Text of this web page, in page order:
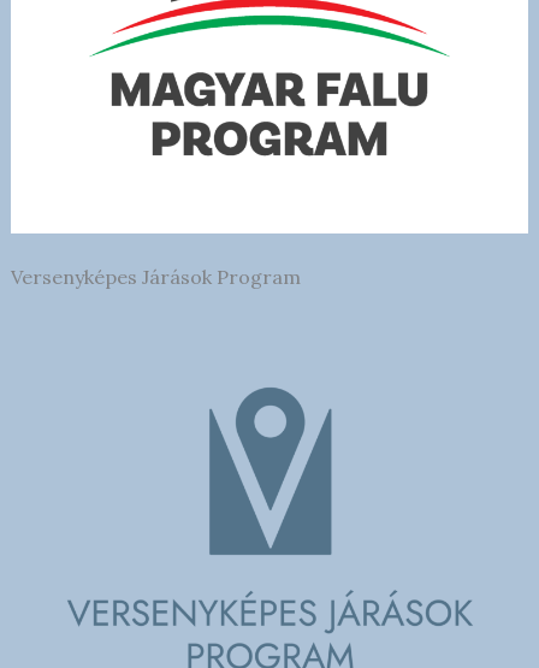
Versenyképes Járások Program